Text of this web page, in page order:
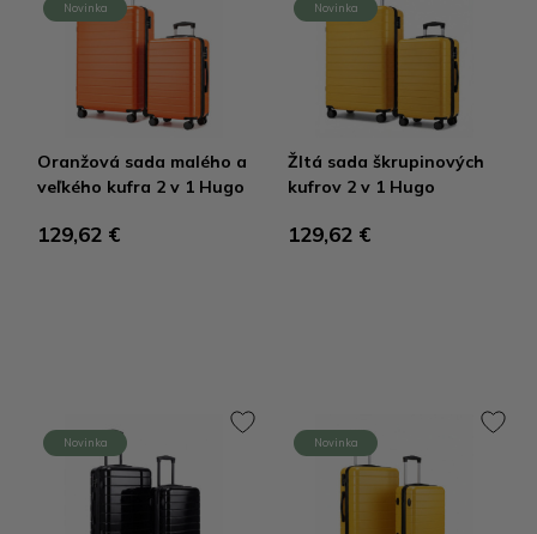
Novinka
Oranžová sada malého a
veľkého kufra 2 v 1 Hugo
129,62 €
Novinka
Žltá sada škrupinových
kufrov 2 v 1 Hugo
129,62 €
Novinka Novinka